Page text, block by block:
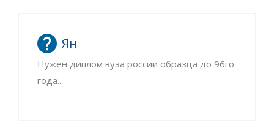
Ян
Нужен диплом вуза россии образца до 96го
года...